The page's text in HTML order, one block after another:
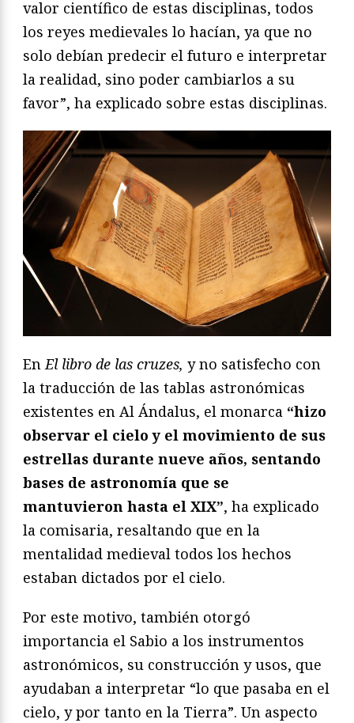
valor científico de estas disciplinas, todos
los reyes medievales lo hacían, ya que no
solo debían predecir el futuro e interpretar
la realidad, sino poder cambiarlos a su
favor”, ha explicado sobre estas disciplinas.
EnEl libro de las cruzes, y no satisfecho con
la traducción de las tablas astronómicas
existentes en Al Ándalus, el monarca “hizo
observar el cielo y el movimiento de sus
estrellas durante nueve años, sentando
bases de astronomía que se
mantuvieron hasta el XIX”, ha explicado
la comisaria, resaltando que en la
mentalidad medieval todos los hechos
estaban dictados por el cielo.
Por este motivo, también otorgó
importancia el Sabio a los instrumentos
astronómicos, su construcción y usos, que
ayudaban a interpretar “lo que pasaba en el
cielo, y por tanto en la Tierra”. Un aspecto